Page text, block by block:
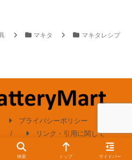
マキタ
マキタレシプ
プライバシーポリシー
リンク・引用に関して
バッテリーマート.
検索 トップ サイドバー